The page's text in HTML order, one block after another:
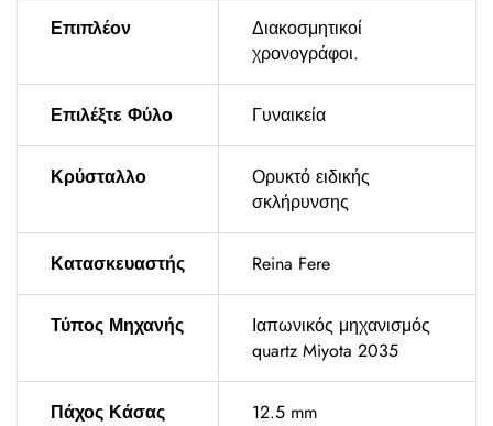
Επιπλέον
Διακοσμητικοί
χρονογράφοι.
Επιλέξτε Φύλο Γυναικεία
Κρύσταλλο
Ορυκτό ειδικής
σκλήρυνσης
Κατασκευαστής Reina Fere
Τύπος Μηχανής
Ιαπωνικός μηχανισμός
quartz Miyota 2035
Πάχος Κάσας 12.5 mm